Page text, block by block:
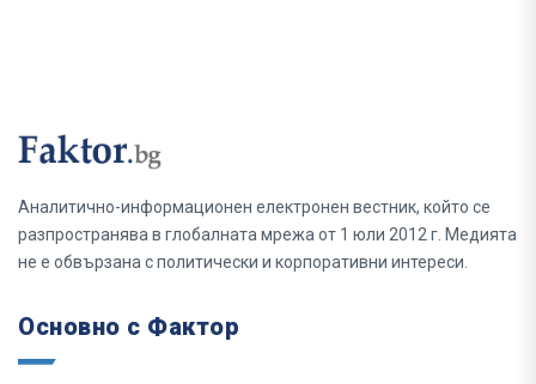
Аналитично-информационен електронен вестник, който се
разпространява в глобалната мрежа от 1 юли 2012 г. Медията
не е обвързана с политически и корпоративни интереси.
Основно с Фактор